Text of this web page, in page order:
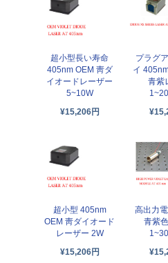
超小型長い寿命
405nm OEM 靑ダ
イオードレーザー
5~10W
¥15,206円
プラグ
イ
青紫
超小型 405nm
OEM 靑ダイオード
レーザー 2W
¥15,206円
高出力
青紫